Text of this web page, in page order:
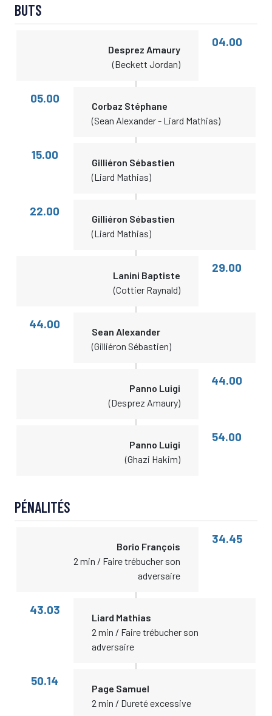
BUTS
Desprez Amaury
(Beckett Jordan)
04.00
05.00
Corbaz Stéphane
(Sean Alexander - Liard Mathias)
15.00
Gilliéron Sébastien
(Liard Mathias)
22.00
Gilliéron Sébastien
(Liard Mathias)
Lanini Baptiste
(Cottier Raynald)
29.00
44.00
Sean Alexander
(Gilliéron Sébastien)
Panno Luigi
(Desprez Amaury)
44.00
Panno Luigi
(Ghazi Hakim)
54.00
PÉNALITÉS
Borio François
2 min / Faire trébucher son
adversaire
34.45
43.03
Liard Mathias
2 min / Faire trébucher son
adversaire
50.14
Page Samuel
2 min / Dureté excessive